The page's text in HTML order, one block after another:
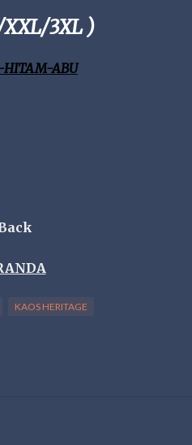
3XL )
ABU
KAOS HERITAGE